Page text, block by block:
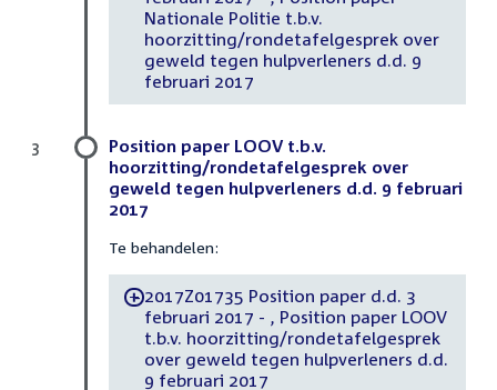
Nationale Politie t.b.v.
hoorzitting/rondetafelgesprek over
geweld tegen hulpverleners d.d. 9
februari 2017
Position paper LOOV t.b.v.
hoorzitting/rondetafelgesprek over
geweld tegen hulpverleners d.d. 9 februari
2017
Te behandelen:
-2017Z01735 Position paper d.d. 3
februari 2017 - , Position paper LOOV
t.b.v. hoorzitting/rondetafelgesprek
over geweld tegen hulpverleners d.d.
9 februari 2017
3